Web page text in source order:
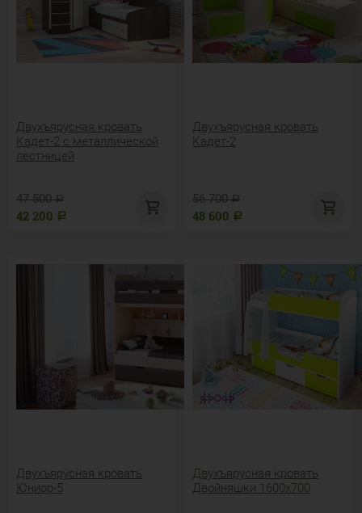
Двухъярусная кровать
Кадет-2 с металлической
лестницей
47 500 Р
42 200 Р
Двухъярусная кровать
Кадет-2
56 700 Р
48 600 Р
Двухъярусная кровать
Юниор-5
Двухъярусная кровать
Двойняшки 1600х700